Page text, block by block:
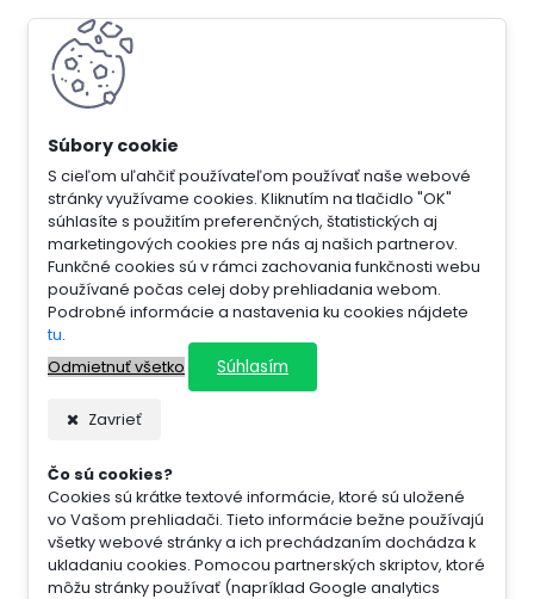
S cieľom uľahčiť používateľom používať naše webové
stránky využívame cookies. Kliknutím na tlačidlo "OK"
súhlasíte s použitím preferenčných, štatistických aj
marketingových cookies pre nás aj našich partnerov.
Funkčné cookies sú v rámci zachovania funkčnosti webu
používané počas celej doby prehliadania webom.
Podrobné informácie a nastavenia ku cookies nájdete
tu.
Odmietnuť všetko
Súhlasím
Zavrieť
Čo sú cookies?
Cookies sú krátke textové informácie, ktoré sú uložené
vo Vašom prehliadači. Tieto informácie bežne používajú
všetky webové stránky a ich prechádzaním dochádza k
ukladaniu cookies. Pomocou partnerských skriptov, ktoré
môžu stránky používať (napríklad Google analytics